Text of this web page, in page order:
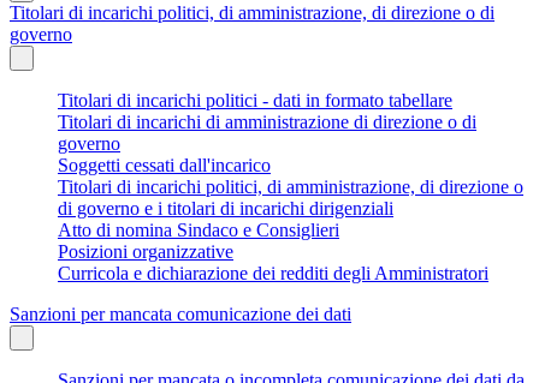
Titolari di incarichi politici, di amministrazione, di direzione o di
governo
Titolari di incarichi politici - dati in formato tabellare
Titolari di incarichi di amministrazione di direzione o di
governo
Soggetti cessati dall'incarico
Titolari di incarichi politici, di amministrazione, di direzione o
di governo e i titolari di incarichi dirigenziali
Atto di nomina Sindaco e Consiglieri
Posizioni organizzative
Curricola e dichiarazione dei redditi degli Amministratori
Sanzioni per mancata comunicazione dei dati